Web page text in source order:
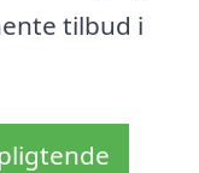
tilbud i